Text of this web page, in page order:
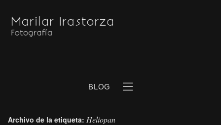
BLOG
Archivo de la etiqueta: Heliopan